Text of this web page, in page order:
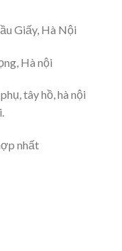
Giấy, Hà Nội
Hà nội
tây hồ, hà nội
nhất